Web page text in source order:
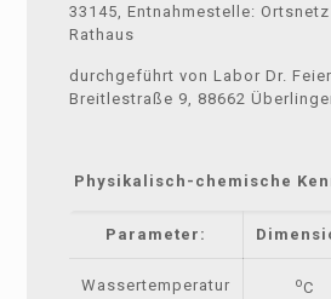
33145, Entnahmestelle:
Rathaus
durchgeführt von Labor Dr.
Breitlestraße 9, 88662
Physikalisch-chemische
Parameter:
Wassertemperatur oC